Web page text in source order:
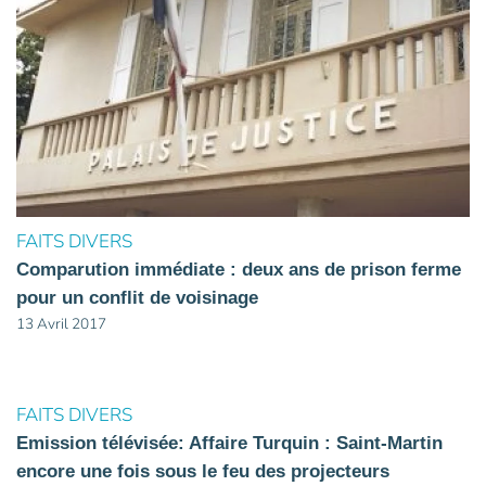
FAITS DIVERS
Comparution immédiate : deux ans de prison ferme
pour un conflit de voisinage
13 Avril 2017
FAITS DIVERS
Emission télévisée: Affaire Turquin : Saint-Martin
encore une fois sous le feu des projecteurs